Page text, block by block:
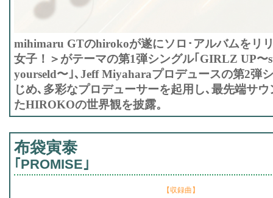
mihimaru GTのhirokoが遂にソロ･アルバムをリ
女子！＞がテーマの第1弾シングル｢GIRLZ UP〜
yourseld〜｣､Jeff Miyaharaプロデュースの第2弾
じめ､多彩なプロデューサーを起用し､最先端サ
たHIROKOの世界観を披露。
布袋寅泰
｢PROMISE｣
【収録曲】